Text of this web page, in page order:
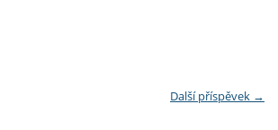
Další příspěvek →